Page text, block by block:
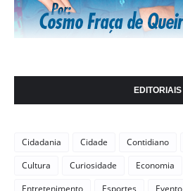
EDITORIAIS
Cidadania Cidade Contidiano
Cultura
Curiosidade Economia
Entretenimento
Esportes Evento